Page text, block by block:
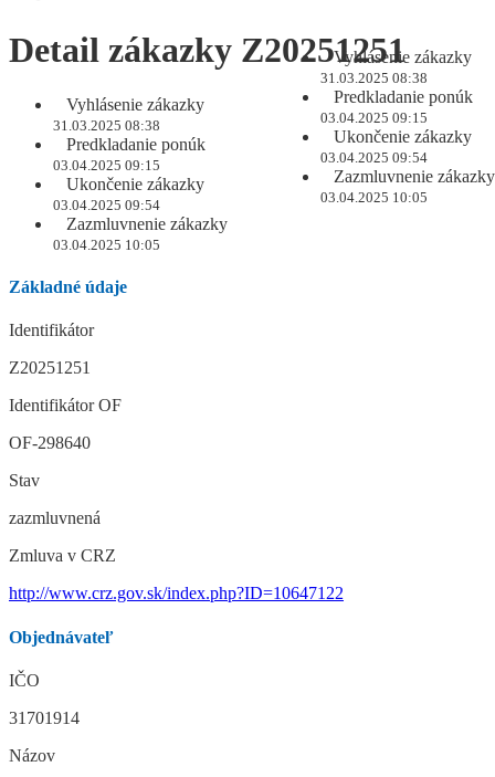
Vyhlásenie zákazky
31.03.2025 08:38
Predkladanie ponúk
03.04.2025 09:15
Ukončenie zákazky
03.04.2025 09:54
Zazmluvnenie zákazky
03.04.2025 10:05
Detail zákazky Z20251251
Vyhlásenie zákazky
31.03.2025 08:38
Predkladanie ponúk
03.04.2025 09:15
Ukončenie zákazky
03.04.2025 09:54
Zazmluvnenie zákazky
03.04.2025 10:05
Základné údaje
Identifikátor
Z20251251
Identifikátor OF
OF-298640
Stav
zazmluvnená
Zmluva v CRZ
http://www.crz.gov.sk/index.php?ID=10647122
Objednávateľ
IČO
31701914
Názov